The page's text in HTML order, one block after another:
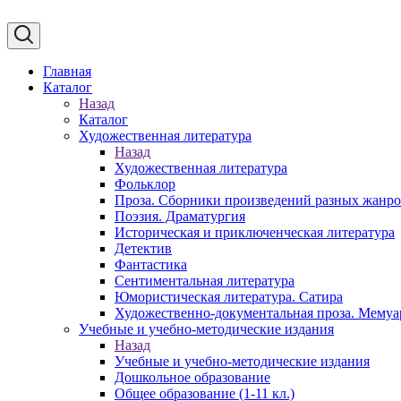
Главная
Каталог
Назад
Каталог
Художественная литература
Назад
Художественная литература
Фольклор
Проза. Сборники произведений разных
Поэзия. Драматургия
Историческая и приключенческая литература
Детектив
Фантастика
Сентиментальная литература
Юмористическая литература. Сатира
Художественно-документальная проза.
Учебные и учебно-методические издания
Назад
Учебные и учебно-методические издания
Дошкольное образование
Общее образование (1-11 кл.)